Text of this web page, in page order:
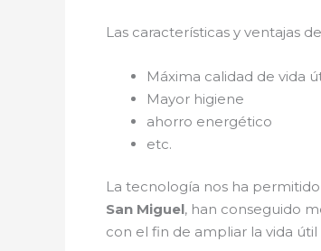
Las características y ventajas
Máxima calidad de vida
Mayor higiene
ahorro energético
etc.
La tecnología nos ha
San Miguel, han conseguido
con el fin de ampliar la vida